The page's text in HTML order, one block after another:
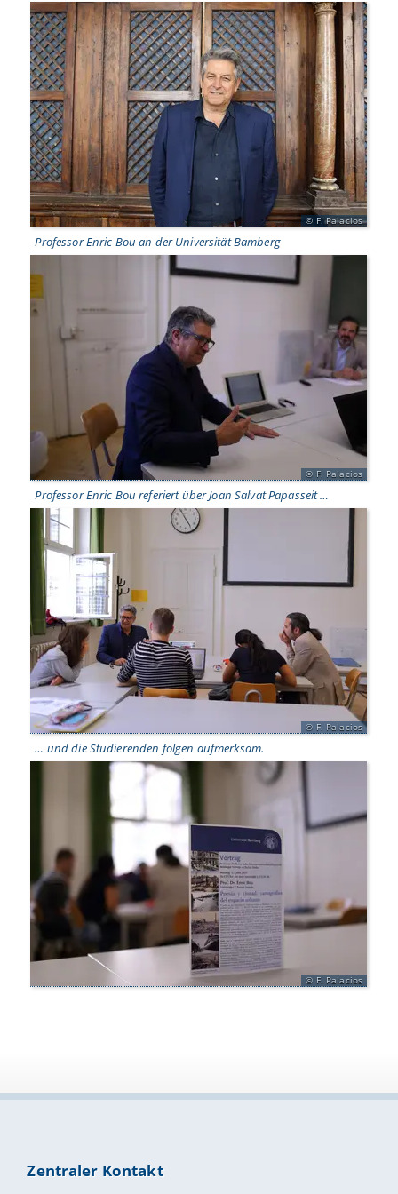
F. Palacios
Professor Enric Bou an der Universität Bamberg
F. Palacios
Professor Enric Bou referiert über Joan Salvat Papasseit …
F. Palacios
… und die Studierenden folgen aufmerksam.
F. Palacios
Zentraler Kontakt